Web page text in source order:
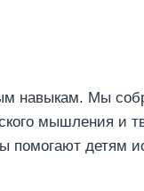
навыкам. Мы
мышления и
помогают детям